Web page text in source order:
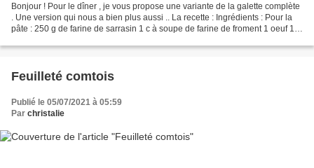
Bonjour ! Pour le dîner , je vous propose une variante de la galette complète
. Une version qui nous a bien plus aussi .. La recette : Ingrédients : Pour la
pâte : 250 g de farine de sarrasin 1 c à soupe de farine de froment 1 oeuf 1/2
Feuilleté comtois
Publié le 05/07/2021 à 05:59
Par christalie